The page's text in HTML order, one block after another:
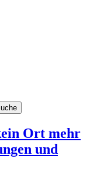
Ort mehr
und